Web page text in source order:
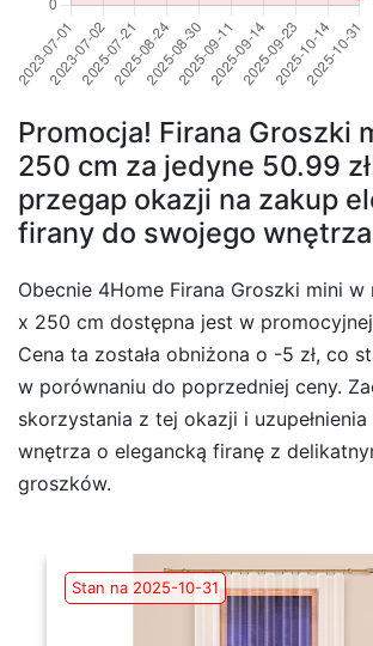
Promocja! Firana Groszki
250 cm za jedyne 50.99
przegap okazji na zakup
firany do swojego
Obecnie 4Home Firana Groszki mini w
x 250 cm dostępna jest w
Cena ta została obniżona o -5 zł, co
w porównaniu do poprzedniej ceny.
skorzystania z tej okazji i
wnętrza o elegancką firanę z
groszków.
Stan na 2025-10-31